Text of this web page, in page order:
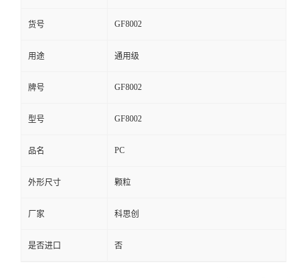
货号 GF8002
用途 通用级
牌号 GF8002
型号 GF8002
品名 PC
外形尺寸 颗粒
厂家 科思创
是否进口 否